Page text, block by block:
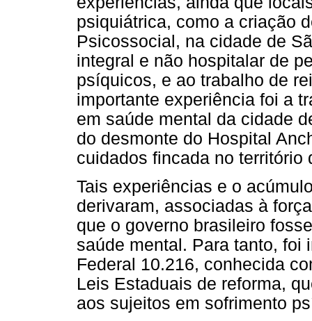
psiquiátrica, como a criação
Psicossocial, na cidade de
integral e não hospitalar de
psíquicos, e ao trabalho de
importante experiência foi a
em saúde mental da cidade
do desmonte do Hospital
cuidados fincada no território
Tais experiências e o
derivaram, associadas à
que o governo brasileiro
saúde mental. Para tanto, foi
Federal 10.216, conhecida
Leis Estaduais de reforma,
aos sujeitos em sofrimento